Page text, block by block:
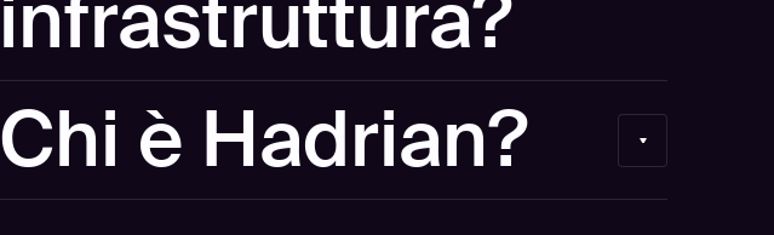
infrastruttura?
tua superficie d'attacco, possiamo discutere separatamente di una
scansione di sicurezza esterna gratuita.
Chi è Hadrian?